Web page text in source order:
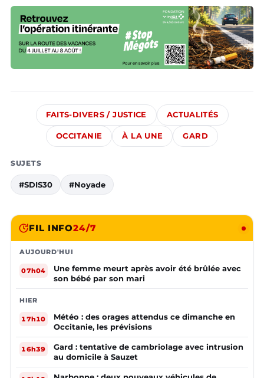
FAITS-DIVERS / JUSTICE ACTUALITÉS
OCCITANIE À LA UNE GARD
SUJETS
#SDIS30 #Noyade
FIL INFO24/7
AUJOURD'HUI
07h04
Une femme meurt après avoir été brûlée avec
son bébé par son mari
HIER
17h10
Météo : des orages attendus ce dimanche en
Occitanie, les prévisions
16h39
Gard : tentative de cambriolage avec intrusion
au domicile à Sauzet